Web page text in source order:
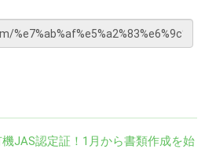
JAS認定証！1月から書類作成を始